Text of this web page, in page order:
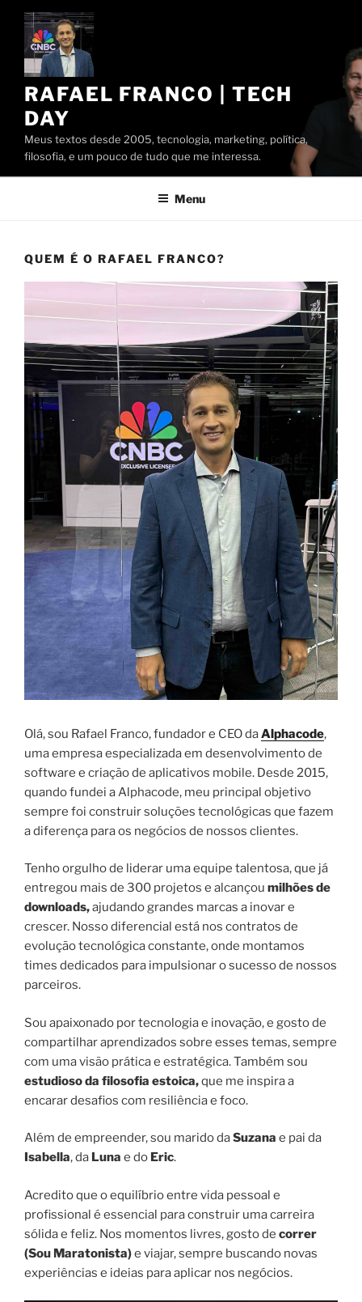
Pular
conteúdo
RAFAEL FRANCO | TECH
DAY
Meus textos desde 2005, tecnologia, marketing, política,
filosofia, e um pouco de tudo que me interessa.
Menu
QUEM É O RAFAEL FRANCO?
Olá, sou Rafael Franco, fundador e CEO daAlphacode,
uma empresa especializada em desenvolvimento de
software e criação de aplicativos mobile. Desde 2015,
quando fundei a Alphacode, meu principal objetivo
sempre foi construir soluções tecnológicas que fazem
a diferença para os negócios de nossos clientes.
Tenho orgulho de liderar uma equipe talentosa, que já
entregou mais de 300 projetos e alcançou milhões de
downloads,ajudando grandes marcas a inovar e
crescer. Nosso diferencial está nos contratos de
evolução tecnológica constante, onde montamos
times dedicados para impulsionar o sucesso de nossos
parceiros.
Sou apaixonado por tecnologia e inovação, e gosto de
compartilhar aprendizados sobre esses temas, sempre
com uma visão prática e estratégica. Também sou
estudioso da filosofia estoica,que me inspira a
encarar desafios com resiliência e foco.
Além de empreender, sou marido daSuzana e pai da
Isabella, da Luna e do Eric.
Acredito que o equilíbrio entre vida pessoal e
profissional é essencial para construir uma carreira
sólida e feliz. Nos momentos livres, gosto de correr
(Sou Maratonista)e viajar, sempre buscando novas
experiências e ideias para aplicar nos negócios.